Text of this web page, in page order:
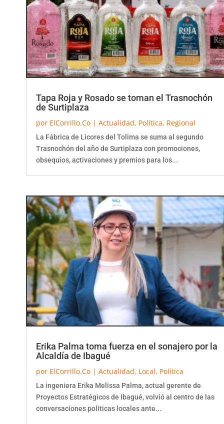
Tapa Roja y Rosado se toman el Trasnochón
de Surtiplaza
por ElCorrillo.Co | Actualidad, Política, Regional
La Fábrica de Licores del Tolima se suma al segundo
Trasnochón del año de Surtiplaza con promociones,
obsequios, activaciones y premios para los...
Erika Palma toma fuerza en el sonajero por la
Alcaldía de Ibagué
por ElCorrillo.Co | Actualidad, Local, Política
La ingeniera Erika Melissa Palma, actual gerente de
Proyectos Estratégicos de Ibagué, volvió al centro de las
conversaciones políticas locales ante...